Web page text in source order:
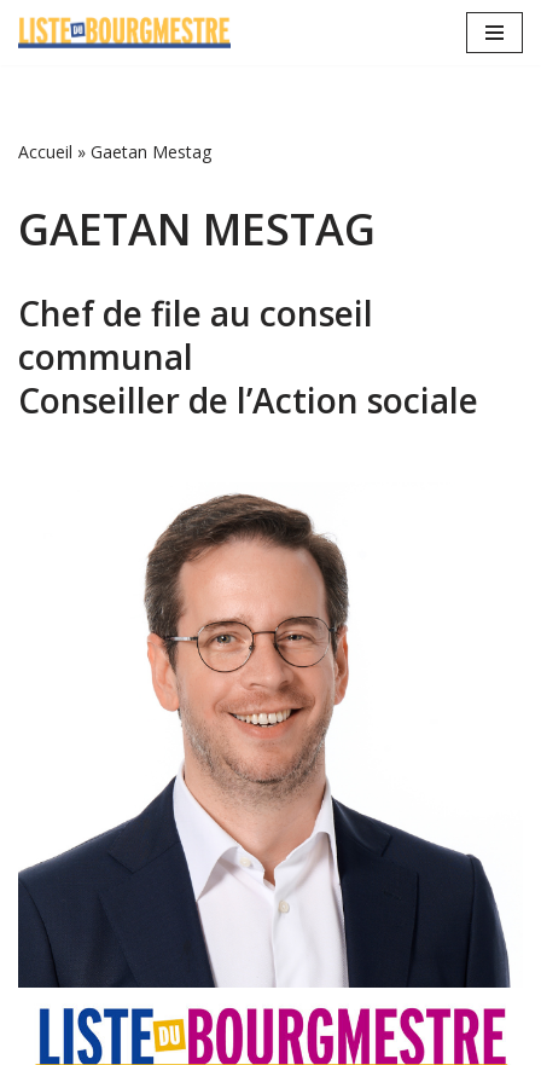
Accueil » Gaetan Mestag
GAETAN MESTAG
Chef de file au conseil
communal
Conseiller de l’Action sociale